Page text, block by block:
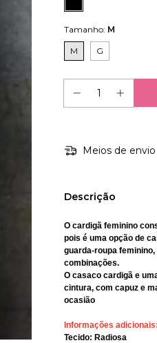
Tamanho: M
M G
Meios de envio
Descrição
O cardigã feminino
pois é uma opção de
guarda-roupa
combinações.
O casaco cardigã e
cintura, com capuz e
ocasião
Informações adicionais:
Tecido: Radiosa